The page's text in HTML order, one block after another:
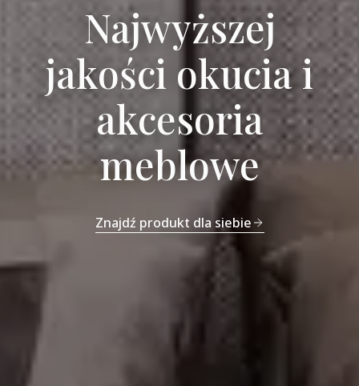
Najwyższej
jakości okucia i
akcesoria
meblowe
Znajdź produkt dla siebie